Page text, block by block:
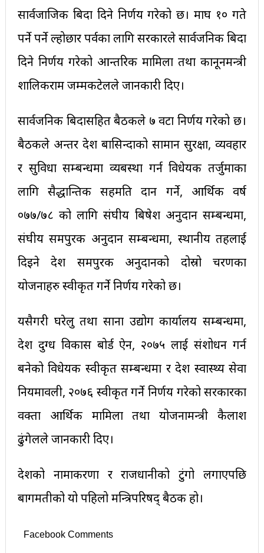
सार्वजाजिक बिदा दिने निर्णय गरेको छ। माघ १० गते
पर्ने पर्ने ल्होछार पर्वका लागि सरकारले सार्वजनिक बिदा
दिने निर्णय गरेको आन्तरिक मामिला तथा कानूनमन्त्री
शालिकराम जम्मकटेलले जानकारी दिए।
सार्वजनिक बिदासहित बैठकले ७ वटा निर्णय गरेको छ।
बैठकले अन्तर प्रदेश बासिन्दाको सामान सुरक्षा, व्यवहार
र सुविधा सम्बन्धमा व्यबस्था गर्न विधेयक तर्जुमाका
लागि सैद्धान्तिक सहमति प्रदान गर्ने, आर्थिक वर्ष
०७७/७८ को लागि संघीय बिषेश अनुदान सम्बन्धमा,
संघीय समपुरक अनुदान सम्बन्धमा, स्थानीय तहलाई
दिइने प्रदेश समपुरक अनुदानको दोस्रो चरणका
योजनाहरु स्वीकृत गर्ने निर्णय गरेको छ।
यसैगरी घरेलु तथा साना उद्योग कार्यालय सम्बन्धमा,
प्रदेश दुग्ध विकास बोर्ड ऐन, २०७५ लाई संशोधन गर्न
बनेको विधेयक स्वीकृत सम्बन्धमा र प्रदेश स्वास्थ्य सेवा
नियमावली, २०७६ स्वीकृत गर्ने निर्णय गरेको सरकारका
प्रवक्ता आर्थिक मामिला तथा योजनामन्त्री कैलाश
ढुंगेलले जानकारी दिए।
प्रदेशको नामाकरणा र राजधानीको टुंगो लगाएपछि
बागमतीको यो पहिलो मन्त्रिपरिषद् बैठक हो।
Facebook Comments